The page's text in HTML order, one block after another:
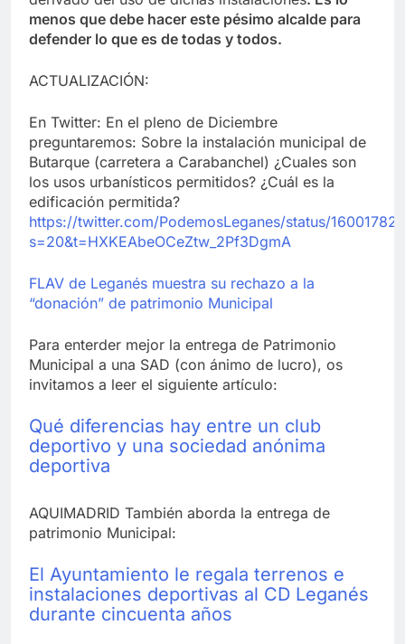
menos que debe hacer este pésimo alcalde para
defender lo que es de todas y todos.
ACTUALIZACIÓN:
En Twitter: En el pleno de Diciembre
preguntaremos: Sobre la instalación municipal de
Butarque (carretera a Carabanchel) ¿Cuales son
los usos urbanísticos permitidos? ¿Cuál es la
edificación permitida?
https://twitter.com/PodemosLeganes/status/
s=20&t=HXKEAbeOCeZtw_2Pf3DgmA
FLAV de Leganés muestra su rechazo a la
“donación” de patrimonio Municipal
Para enterder mejor la entrega de Patrimonio
Municipal a una SAD (con ánimo de lucro), os
invitamos a leer el siguiente artículo:
Qué diferencias hay entre un club
deportivo y una sociedad anónima
deportiva
AQUIMADRID También aborda la entrega de
patrimonio Municipal:
El Ayuntamiento le regala terrenos e
instalaciones deportivas al CD Leganés
durante cincuenta años